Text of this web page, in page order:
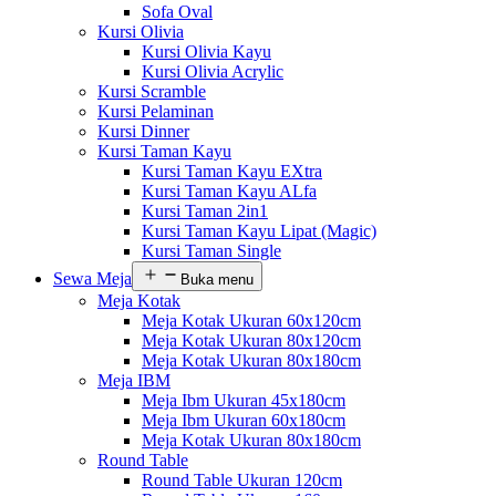
Sofa Oval
Kursi Olivia
Kursi Olivia Kayu
Kursi Olivia Acrylic
Kursi Scramble
Kursi Pelaminan
Kursi Dinner
Kursi Taman Kayu
Kursi Taman Kayu EXtra
Kursi Taman Kayu ALfa
Kursi Taman 2in1
Kursi Taman Kayu Lipat (Magic)
Kursi Taman Single
Sewa Meja
Buka menu
Meja Kotak
Meja Kotak Ukuran 60x120cm
Meja Kotak Ukuran 80x120cm
Meja Kotak Ukuran 80x180cm
Meja IBM
Meja Ibm Ukuran 45x180cm
Meja Ibm Ukuran 60x180cm
Meja Kotak Ukuran 80x180cm
Round Table
Round Table Ukuran 120cm